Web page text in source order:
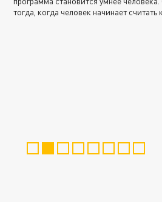
тогда, когда человек начинает